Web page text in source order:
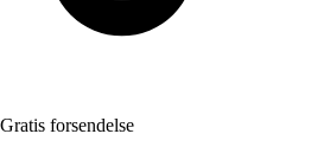
Gratis forsendelse